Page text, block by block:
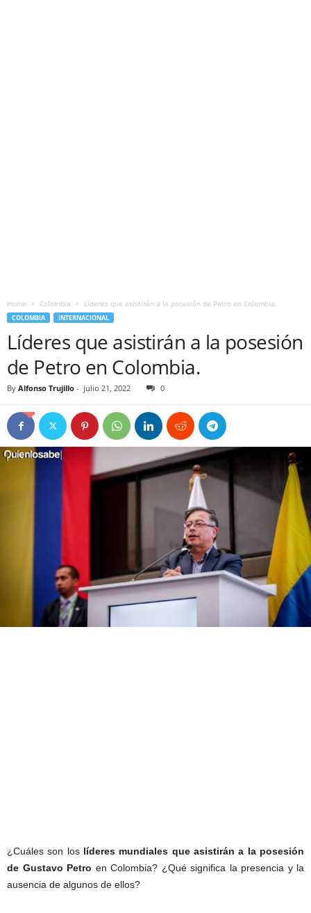
Home Colombia Líderes que asistirán a la posesión de Petro en Colombia.
COLOMBIA INTERNACIONAL
Líderes que asistirán a la posesión
de Petro en Colombia.
By Alfonso Trujillo - julio 21, 2022 0
¿Cuáles son loslíderes mundiales que asistirán a la posesión
de Gustavo Petro en Colombia? ¿Qué significa la presencia y la
ausencia de algunos de ellos?